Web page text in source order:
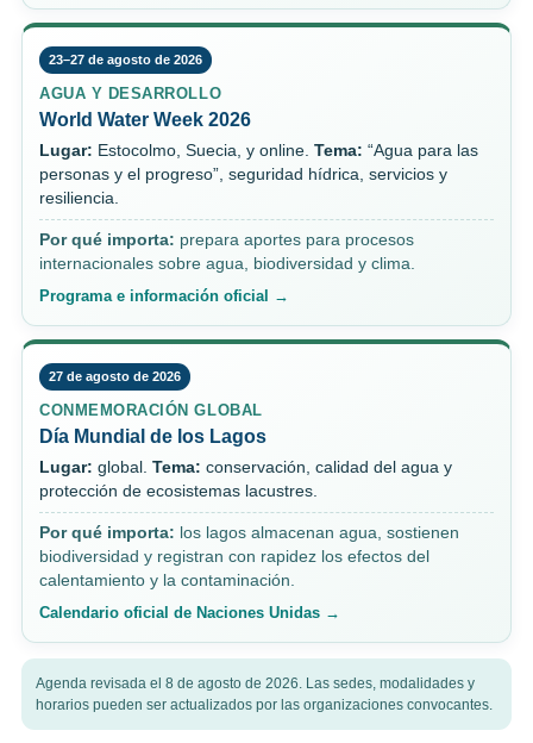
23–27 de agosto de 2026
AGUA Y DESARROLLO
World Water Week 2026
Lugar: Estocolmo, Suecia, y online. Tema: “Agua para las
personas y el progreso”, seguridad hídrica, servicios y
resiliencia.
Por qué importa: prepara aportes para procesos
internacionales sobre agua, biodiversidad y clima.
Programa e información oficial →
27 de agosto de 2026
CONMEMORACIÓN GLOBAL
Día Mundial de los Lagos
Lugar: global. Tema: conservación, calidad del agua y
protección de ecosistemas lacustres.
Por qué importa: los lagos almacenan agua, sostienen
biodiversidad y registran con rapidez los efectos del
calentamiento y la contaminación.
Calendario oficial de Naciones Unidas →
Agenda revisada el 8 de agosto de 2026. Las sedes, modalidades y
horarios pueden ser actualizados por las organizaciones convocantes.